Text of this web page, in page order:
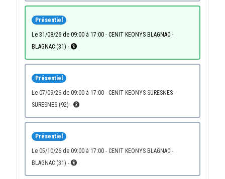
Présentiel
le 31/08/26 de 09:00 à 17:00 - CENIT KEONYS BLAGNAC -
BLAGNAC (31) -
Présentiel
le 07/09/26 de 09:00 à 17:00 - CENIT KEONYS SURESNES -
SURESNES (92) -
Présentiel
le 05/10/26 de 09:00 à 17:00 - CENIT KEONYS BLAGNAC -
BLAGNAC (31) -